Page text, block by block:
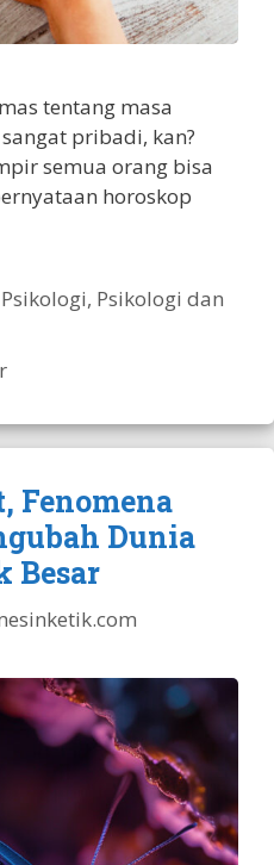
tentang masa
pribadi, kan?
semua orang bisa
horoskop
Psikologi, Psikologi dan
Fenomena
Dunia
Besar